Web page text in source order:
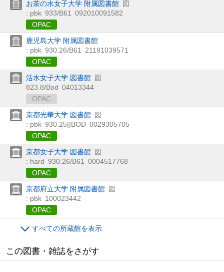
お茶の水女子大学 附属図書館 図
: pbk 933/B61
092010091582
OPAC
鹿児島大学 附属図書館
: pbk 930.26/B61
21191039571
OPAC
活水女子大学 図書館 図
823.8/Bod 04013344
OPAC
京都光華大学 図書館 図
: pbk 930.25||BOD 0029305705
OPAC
京都女子大学 図書館 図
: hard 930.26/B61
0004517768
OPAC
京都府立大学 附属図書館 図
: pbk 100023442
OPAC
すべての所蔵館を表示
この図書・雑誌をさがす